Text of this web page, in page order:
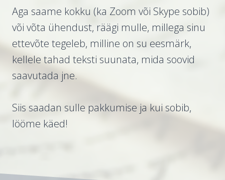
Aga saame kokku (ka Zoom või Skype sobib)
või võta ühendust, räägi mulle, millega sinu
ettevõte tegeleb, milline on su eesmärk,
kellele tahad teksti suunata, mida soovid
saavutada jne.
Siis saadan sulle pakkumise ja kui sobib,
lööme käed!